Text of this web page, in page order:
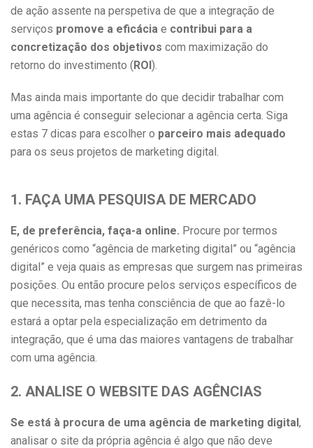
de ação assente na perspetiva de que a integração de
serviços promove a eficácia e contribui para a
concretização dos objetivos com maximização do
retorno do investimento (ROI).
Mas ainda mais importante do que decidir trabalhar com
uma agência é conseguir selecionar a agência certa. Siga
estas 7 dicas para escolher o parceiro mais adequado
para os seus projetos de marketing digital.
1. FAÇA UMA PESQUISA DE MERCADO
E, de preferência, faça-a online. Procure por termos
genéricos como “agência de marketing digital” ou “agência
digital” e veja quais as empresas que surgem nas primeiras
posições. Ou então procure pelos serviços específicos de
que necessita, mas tenha consciência de que ao fazê-lo
estará a optar pela especialização em detrimento da
integração, que é uma das maiores vantagens de trabalhar
com uma agência.
2. ANALISE O WEBSITE DAS AGÊNCIAS
Se está à procura de uma agência de marketing digital,
analisar o site da própria agência é algo que não deve